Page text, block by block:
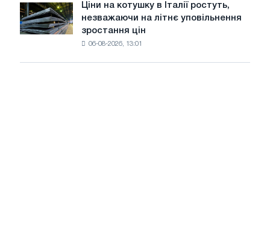
липні
з
року
Ціни
на
котушку
Ціни на котушку в Італії ростуть,
незважаючи на літнє уповільнення
зростання цін
06-08-2026, 13:01